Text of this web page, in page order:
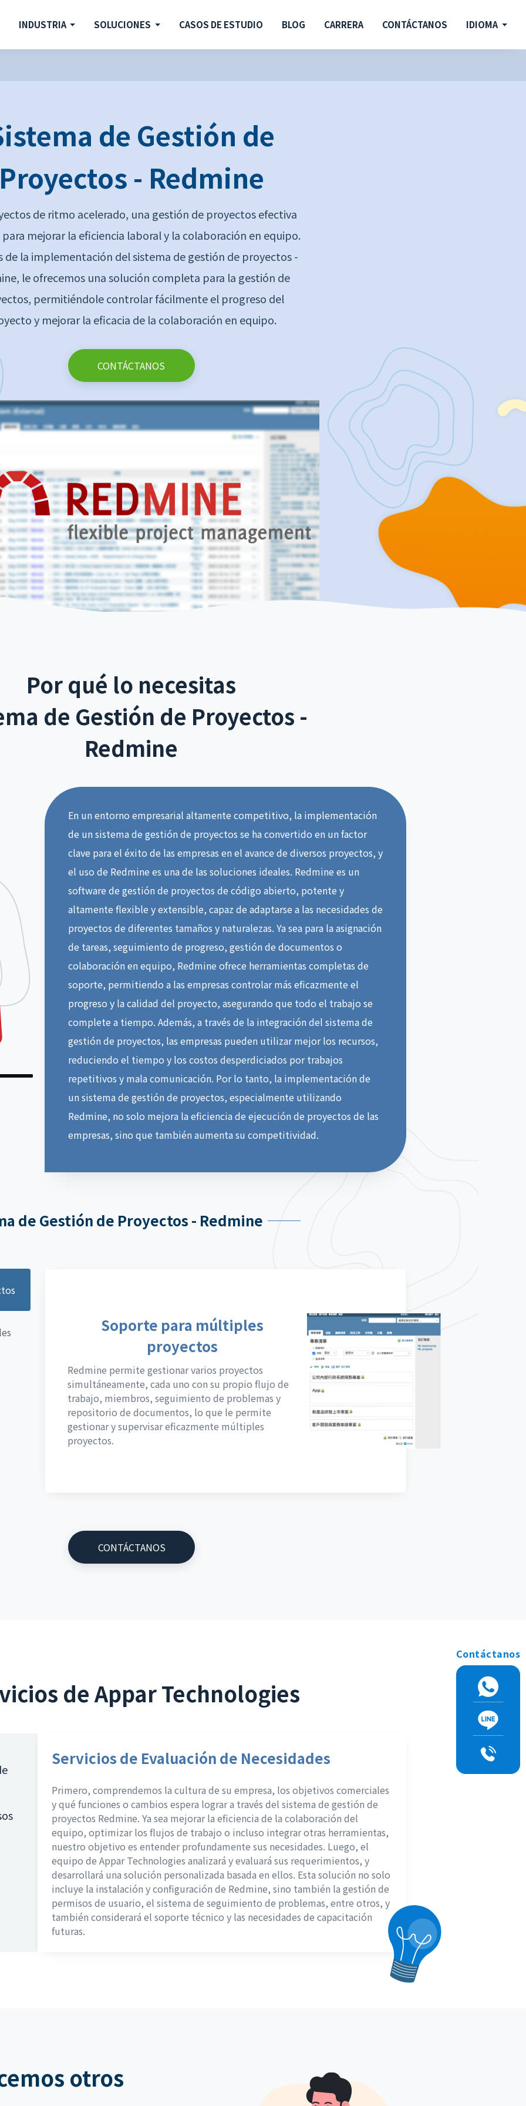
INDUSTRIA SOLUCIONES CASOS DE ESTUDIO BLOG CARRERA CONTÁCTANOS IDIOMA
de Gestión de
- Redmine
de ritmo acelerado, una gestión de proyectos efectiva
para mejorar la eficiencia laboral y la colaboración en equipo.
de la implementación del sistema de gestión de proyectos -
le ofrecemos una solución completa para la gestión de
permitiéndole controlar fácilmente el progreso del
y mejorar la eficacia de la colaboración en equipo.
CONTÁCTANOS
Por qué lo necesitas
de Gestión de Proyectos -
Redmine
En un entorno empresarial altamente competitivo, la implementación
de un sistema de gestión de proyectos se ha convertido en un factor
clave para el éxito de las empresas en el avance de diversos proyectos, y
el uso de Redmine es una de las soluciones ideales. Redmine es un
software de gestión de proyectos de código abierto, potente y
altamente flexible y extensible, capaz de adaptarse a las necesidades de
proyectos de diferentes tamaños y naturalezas. Ya sea para la asignación
de tareas, seguimiento de progreso, gestión de documentos o
colaboración en equipo, Redmine ofrece herramientas completas de
soporte, permitiendo a las empresas controlar más eficazmente el
progreso y la calidad del proyecto, asegurando que todo el trabajo se
complete a tiempo. Además, a través de la integración del sistema de
gestión de proyectos, las empresas pueden utilizar mejor los recursos,
reduciendo el tiempo y los costos desperdiciados por trabajos
repetitivos y mala comunicación. Por lo tanto, la implementación de
un sistema de gestión de proyectos, especialmente utilizando
Redmine, no solo mejora la eficiencia de ejecución de proyectos de las
empresas, sino que también aumenta su competitividad.
de Gestión de Proyectos - Redmine
Soporte para múltiples
proyectos
Redmine permite gestionar varios proyectos
simultáneamente, cada uno con su propio flujo de
trabajo, miembros, seguimiento de problemas y
repositorio de documentos, lo que le permite
gestionar y supervisar eficazmente múltiples
proyectos.
CONTÁCTANOS
de Appar Technologies
Servicios de Evaluación de Necesidades
Primero, comprendemos la cultura de su empresa, los objetivos comerciales
y qué funciones o cambios espera lograr a través del sistema de gestión de
proyectos Redmine. Ya sea mejorar la eficiencia de la colaboración del
equipo, optimizar los flujos de trabajo o incluso integrar otras herramientas,
nuestro objetivo es entender profundamente sus necesidades. Luego, el
equipo de Appar Technologies analizará y evaluará sus requerimientos, y
desarrollará una solución personalizada basada en ellos. Esta solución no solo
incluye la instalación y configuración de Redmine, sino también la gestión de
permisos de usuario, el sistema de seguimiento de problemas, entre otros, y
también considerará el soporte técnico y las necesidades de capacitación
futuras.
otros
Contáctanos